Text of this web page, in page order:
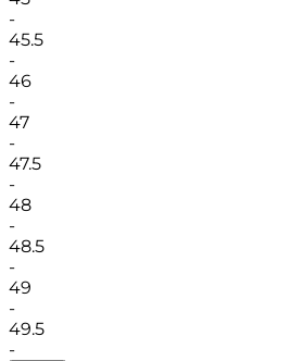
-
45.5
-
46
-
47
-
47.5
-
48
-
48.5
-
49
-
49.5
-